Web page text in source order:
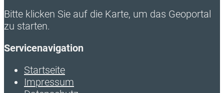
Bitte klicken Sie auf die Karte, um das Geoportal
zu starten.
Servicenavigation
Startseite
Impressum